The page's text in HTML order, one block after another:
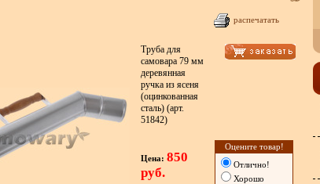
распечатать
Труба для
самовара 79 мм
деревянная
ручка из ясеня
(оцинкованная
сталь) (арт.
51842)
Цена: 850
руб.
Оцените товар!
Отлично!
Хорошо